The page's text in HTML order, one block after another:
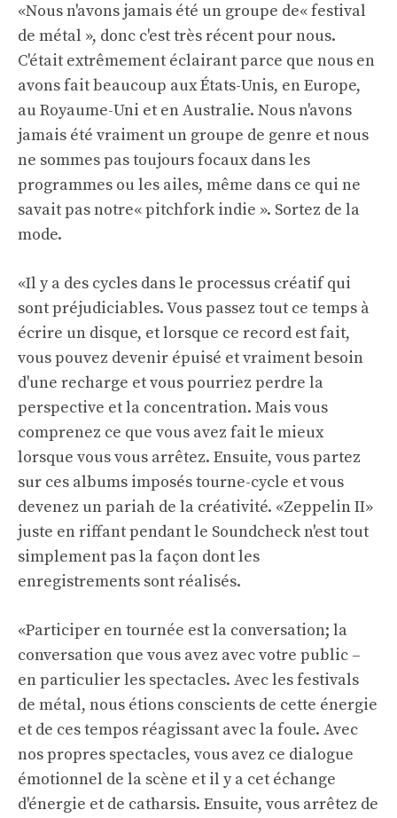
«Nous n'avons jamais été un groupe de« festival
de métal », donc c'est très récent pour nous.
C'était extrêmement éclairant parce que nous en
avons fait beaucoup aux États-Unis, en Europe,
au Royaume-Uni et en Australie. Nous n'avons
jamais été vraiment un groupe de genre et nous
ne sommes pas toujours focaux dans les
programmes ou les ailes, même dans ce qui ne
savait pas notre« pitchfork indie ». Sortez de la
mode.
«Il y a des cycles dans le processus créatif qui
sont préjudiciables. Vous passez tout ce temps à
écrire un disque, et lorsque ce record est fait,
vous pouvez devenir épuisé et vraiment besoin
d'une recharge et vous pourriez perdre la
perspective et la concentration. Mais vous
comprenez ce que vous avez fait le mieux
lorsque vous vous arrêtez. Ensuite, vous partez
sur ces albums imposés tourne-cycle et vous
devenez un pariah de la créativité. «Zeppelin II»
juste en riffant pendant le Soundcheck n'est tout
simplement pas la façon dont les
enregistrements sont réalisés.
«Participer en tournée est la conversation; la
conversation que vous avez avec votre public –
en particulier les spectacles. Avec les festivals
de métal, nous étions conscients de cette énergie
et de ces tempos réagissant avec la foule. Avec
nos propres spectacles, vous avez ce dialogue
émotionnel de la scène et il y a cet échange
d'énergie et de catharsis. Ensuite, vous arrêtez de